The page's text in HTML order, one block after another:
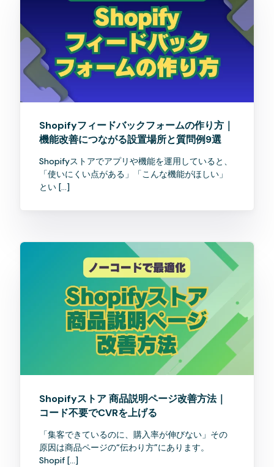
Shopifyフィードバックフォームの作り方｜
機能改善につながる設置場所と質問例9選
Shopifyストアでアプリや機能を運用していると、
「使いにくい点がある」「こんな機能がほしい」
とい […]
Shopifyストア 商品説明ページ改善方法｜
コード不要でCVRを上げる
「集客できているのに、購入率が伸びない」その
原因は商品ページの“伝わり方”にあります。
Shopif […]